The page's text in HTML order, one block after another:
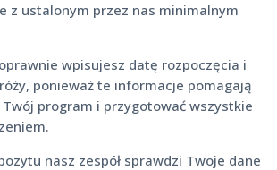
z ustalonym przez nas minimalnym
wpisujesz datę rozpoczęcia i
ponieważ te informacje pomagają
program i przygotować wszystkie
nasz zespół sprawdzi Twoje dane